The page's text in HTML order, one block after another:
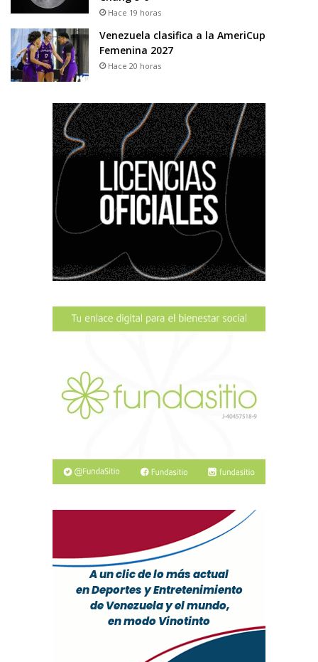
Hace 19 horas
Venezuela clasifica a la AmeriCup
Femenina 2027
Hace 20 horas